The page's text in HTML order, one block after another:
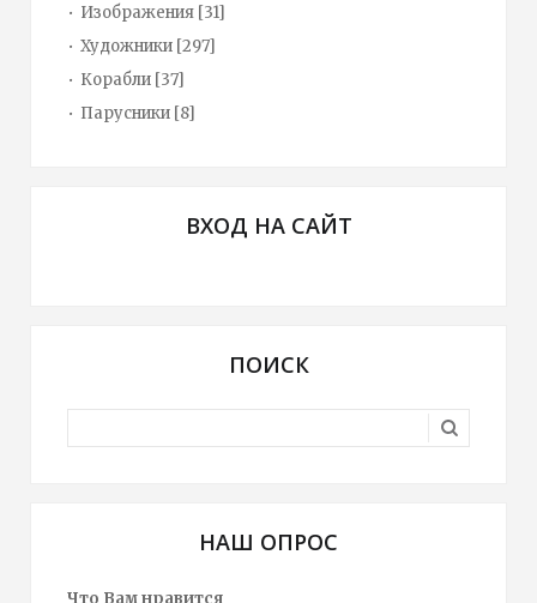
Изображения [31]
Художники [297]
Корабли [37]
Парусники [8]
ВХОД НА САЙТ
ПОИСК
НАШ ОПРОС
Что Вам нравится